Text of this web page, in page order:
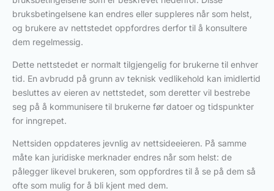
bruksbetingelsene kan endres eller suppleres når som helst,
og brukere av nettstedet oppfordres derfor til å konsultere
dem regelmessig.
Dette nettstedet er normalt tilgjengelig for brukerne til enhver
tid. En avbrudd på grunn av teknisk vedlikehold kan imidlertid
besluttes av eieren av nettstedet, som deretter vil bestrebe
seg på å kommunisere til brukerne før datoer og tidspunkter
for inngrepet.
Nettsiden oppdateres jevnlig av nettsideeieren. På samme
måte kan juridiske merknader endres når som helst: de
pålegger likevel brukeren, som oppfordres til å se på dem så
ofte som mulig for å bli kjent med dem.